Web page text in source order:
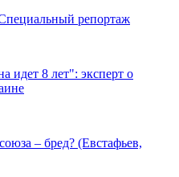
репортаж
идет 8 лет": эксперт о
– бред? (Евстафьев,